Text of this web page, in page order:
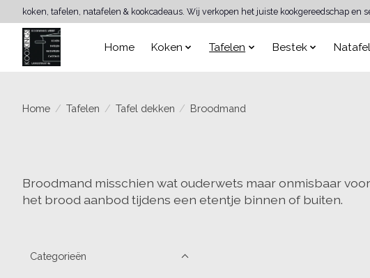
koken, tafelen, natafelen & kookcadeaus. Wij verkopen het juiste kookgereedschap
Home Koken Tafelen Bestek
Home / Tafelen / Tafel dekken / Broodmand
Broodmand misschien wat ouderwets maar onmisbaar
het brood aanbod tijdens een etentje binnen of buiten.
Categorieën